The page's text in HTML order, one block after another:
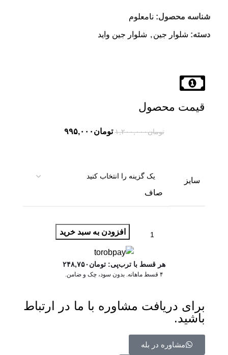
شناسه محصول: نامعلوم
دسته: شلوار جین , شلوار جین واید
قیمت محصول
تومان۱,۲۰۰,۰۰۰ تومان ۹۹۵,۰۰۰
سایز
صاف
افزودن به سبد خرید
هر قسط با ترب‌پی: تومان ۲۴۸,۷۵۰
۴ قسط ماهانه. بدون سود، چک و ضامن.
برای دریافت مشاوره با ما در ارتباط
باشید.
مشاوره در بله